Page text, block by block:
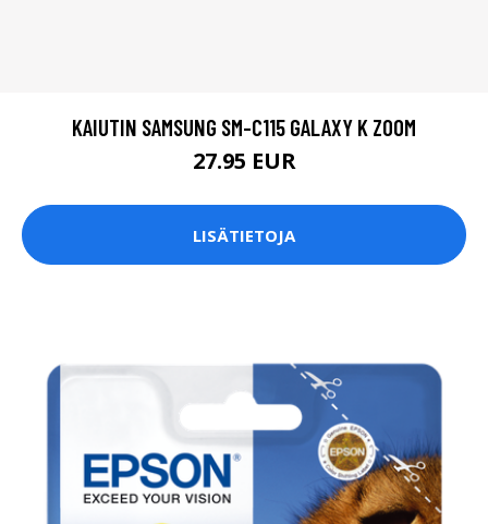
KAIUTIN SAMSUNG SM-C115 GALAXY K ZOOM
27.95 EUR
LISÄTIETOJA